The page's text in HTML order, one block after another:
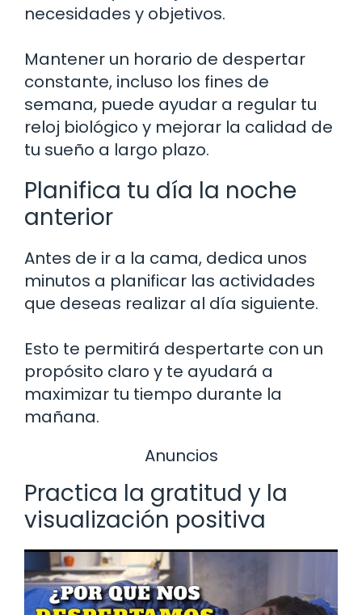
necesidades y objetivos.
Mantener un horario de despertar
constante, incluso los fines de
semana, puede ayudar a regular tu
reloj biológico y mejorar la calidad de
tu sueño a largo plazo.
Planifica tu día la noche
anterior
Antes de ir a la cama, dedica unos
minutos a planificar las actividades
que deseas realizar al día siguiente.
Esto te permitirá despertarte con un
propósito claro y te ayudará a
maximizar tu tiempo durante la
mañana.
Anuncios
Practica la gratitud y la
visualización positiva